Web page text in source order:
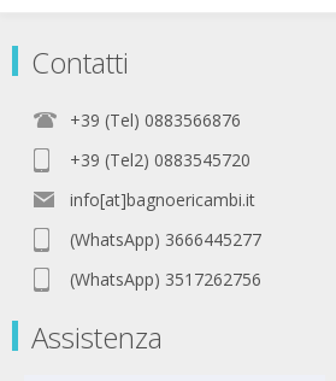
Contatti
+39 (Tel) 0883566876
+39 (Tel2) 0883545720
info[at]bagnoericambi.it
(WhatsApp) 3666445277
(WhatsApp) 3517262756
Assistenza